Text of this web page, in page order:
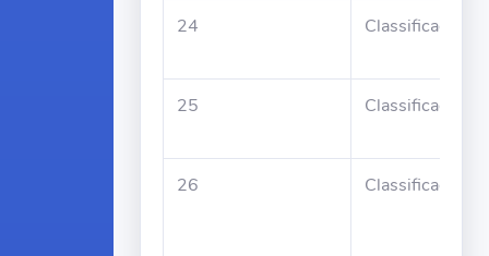
24 Classificado
25 Classificado
26 Classificado